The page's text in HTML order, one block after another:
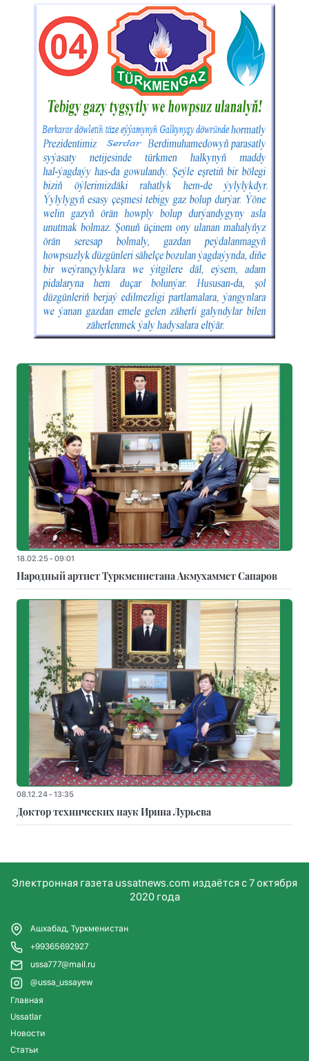
18.02.25 - 09:01
Народный артист Туркменистана Акмухаммет Сапаров
08.12.24 - 13:35
Доктор технических наук Ирина Лурьева
Электронная газета ussatnews.com издаётся с 7 октября
2020 года
Ашхабад, Туркменистан
+99365692927
ussa777@mail.ru
@ussa_ussayew
Главная
Ussatlar
Новости
Статьи